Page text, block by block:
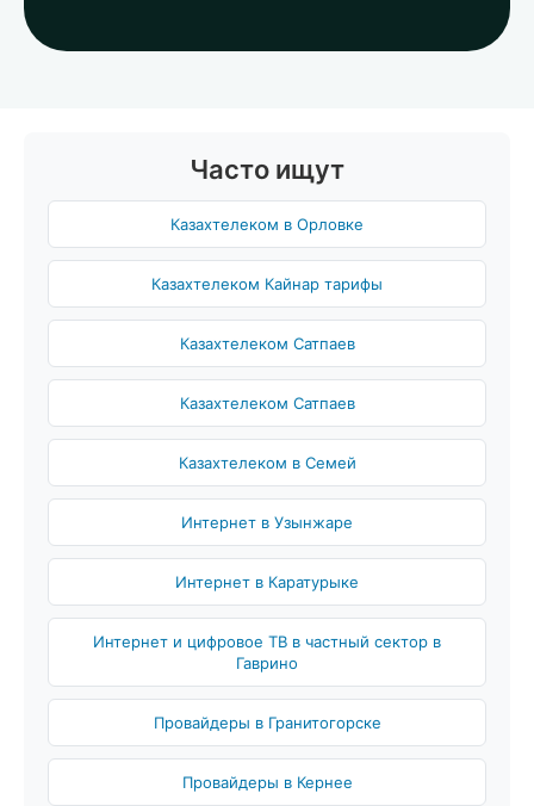
Часто ищут
Казахтелеком в Орловке
Казахтелеком Кайнар тарифы
Казахтелеком Сатпаев
Казахтелеком Сатпаев
Казахтелеком в Семей
Интернет в Узынжаре
Интернет в Каратурыке
Интернет и цифровое ТВ в частный сектор в
Гаврино
Провайдеры в Гранитогорске
Провайдеры в Кернее